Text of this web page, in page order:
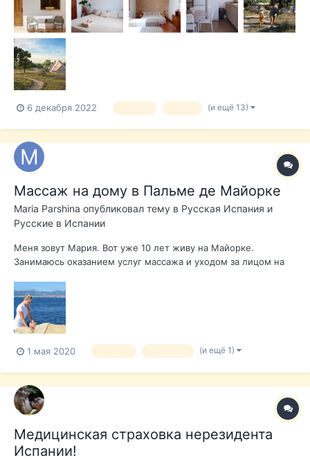
6 декабря 2022 (и ещё 13)
Массаж на дому в Пальме де Майорке
Maria Parshina опубликовал тему в Русская Испания и
Русские в Испании
Меня зовут Мария. Вот уже 10 лет живу на Майорке.
Занимаюсь оказанием услуг массажа и уходом за лицом на
антицелюлитный массаж, расслабляющий, лечебный массаж,
рефлексология. Также работаю тренером французской
компании Anne Semonin. Есть свой сайт: htt...
1 мая 2020 (и ещё 1)
Медицинская страховка нерезидента
Испании!